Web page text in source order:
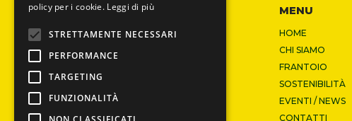
OLIO VIOLA SRL
Via Molini, 7
T+39 045 7210143
+39 045 6212299
MENU
HOME
CHI SIAMO
FRANTOIO
SOSTENIBILITÀ
EVENTI / NEWS
CONTATTI
policy per i cookie. Leggi di più
STRETTAMENTE NECESSARI
PERFORMANCE
TARGETING
FUNZIONALITÀ